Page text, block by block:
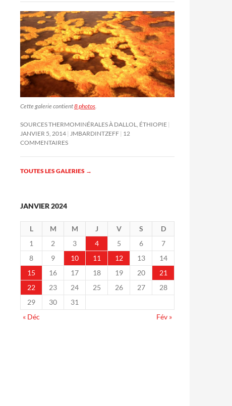
Cette galerie contient8 photos
SOURCES THERMOMINÉRALES À DALLOL, ÉTHIOPIE
JANVIER 5, 2014
JMBARDINTZEFF 12
COMMENTAIRES
TOUTES LES GALERIES →
JANVIER 2024
L M M J V S
D
1
2 3 4 5 6
7
8
9 10 11 12 13
14
15
16 17 18 19 20
21
22
23 24 25 26 27
28
29
30
31
« Déc
Fév »